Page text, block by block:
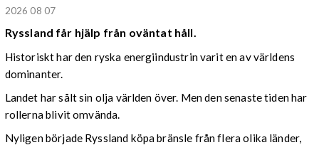
2026 08 07
Ryssland får hjälp från oväntat håll.
Historiskt har den ryska energiindustrin varit en av världens
dominanter.
Landet har sålt sin olja världen över. Men den senaste tiden har
rollerna blivit omvända.
Nyligen började Ryssland köpa bränsle från flera olika länder,